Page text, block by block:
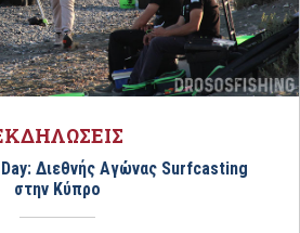
Διεθνής Αγώνας Surfcasting
στην Κύπρο